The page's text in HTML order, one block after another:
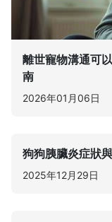
離世寵物溝通可
南
2026年01月06日
狗狗胰臟炎症狀
2025年12月29日